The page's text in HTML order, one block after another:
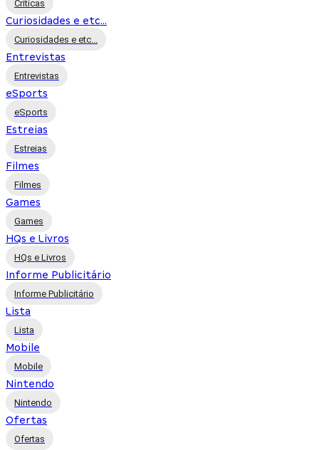
Críticas
Curiosidades e etc...
Curiosidades e etc...
Entrevistas
Entrevistas
eSports
eSports
Estreias
Estreias
Filmes
Filmes
Games
Games
HQs e Livros
HQs e Livros
Informe Publicitário
Informe Publicitário
Lista
Lista
Mobile
Mobile
Nintendo
Nintendo
Ofertas
Ofertas